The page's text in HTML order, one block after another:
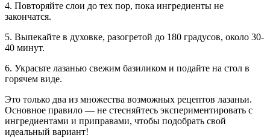
4. Повторяйте слои до тех пор, пока ингредиенты не
закончатся.
5. Выпекайте в духовке, разогретой до 180 градусов, около 30-
40 минут.
6. Украсьте лазанью свежим базиликом и подайте на стол в
горячем виде.
Это только два из множества возможных рецептов лазаньи.
Основное правило — не стесняйтесь экспериментировать с
ингредиентами и приправами, чтобы подобрать свой
идеальный вариант!